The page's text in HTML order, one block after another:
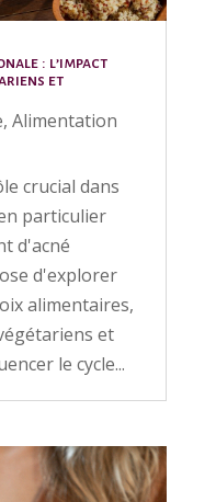
: l’impact
et
, Alimentation
crucial dans
particulier
d'acné
d'explorer
alimentaires,
et
le cycle...